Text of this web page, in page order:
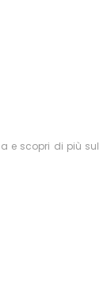
e scopri di più sul